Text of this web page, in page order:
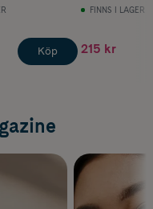
Köp
FINNS I LAGER
215 kr